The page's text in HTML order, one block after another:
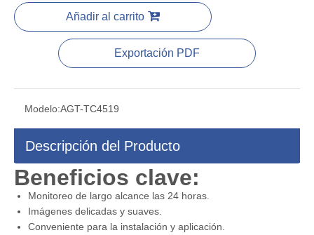
Añadir al carrito
Exportación PDF
Modelo:AGT-TC4519
Descripción del Producto
Beneficios clave:
Monitoreo de largo alcance las 24 horas.
Imágenes delicadas y suaves.
Conveniente para la instalación y aplicación.